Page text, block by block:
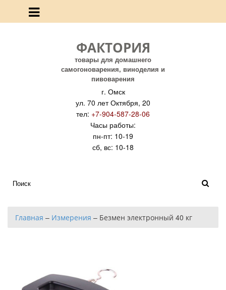
ФАКТОРИЯ
товары для домашнего
самогоноварения, виноделия и
пивоварения
г. Омск
ул. 70 лет Октября, 20
тел: +7-904-587-28-06
Часы работы:
пн-пт: 10-19
сб, вс: 10-18
Главная – Измерения – Безмен электронный 40 кг